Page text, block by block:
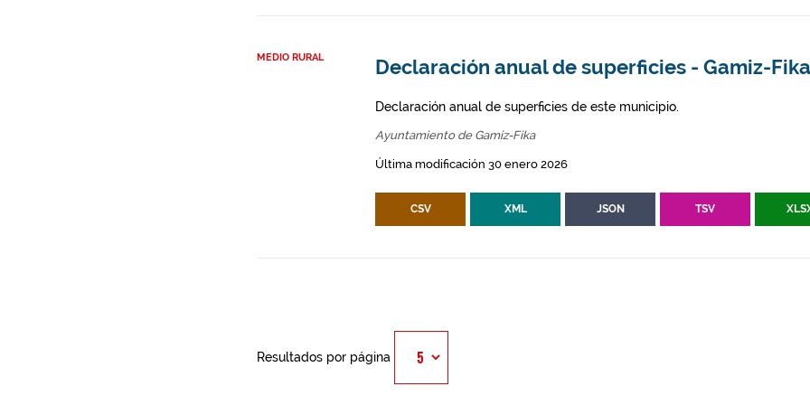
MEDIO RURAL Declaración anual de superficies - Gamiz-
Declaración anual de superficies de este municipio.
Ayuntamiento de Gamiz-Fika
Última modificación 30 enero 2026
CSV XML JSON TSV
Resultados por página